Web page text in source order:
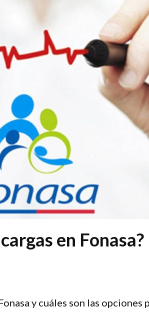
en Fonasa?
y cuáles son las